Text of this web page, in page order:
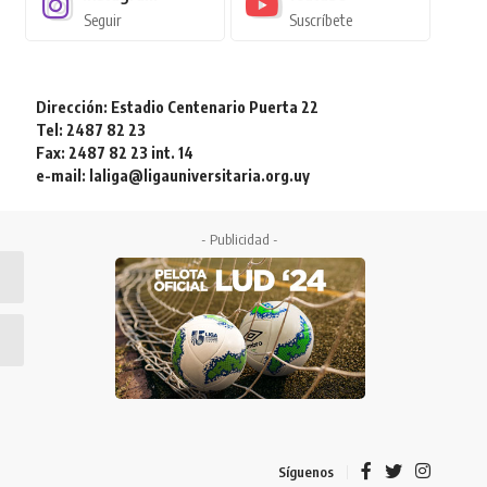
Seguir Suscríbete
Dirección: Estadio Centenario Puerta 22
Tel: 2487 82 23
Fax: 2487 82 23 int. 14
e-mail: laliga@ligauniversitaria.org.uy
- Publicidad -
Síguenos